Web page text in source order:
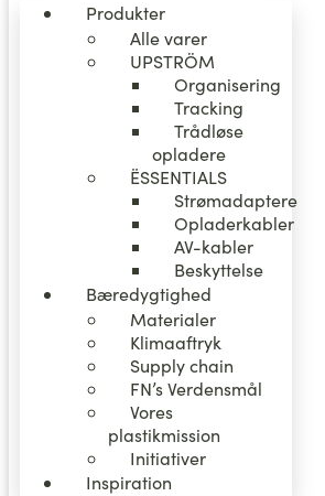
Produkter
Alle varer
UPSTRÖM
Organisering
Tracking
Trådløse
opladere
ËSSENTIALS
Strømadaptere
Opladerkabler
AV-kabler
Beskyttelse
Bæredygtighed
Materialer
Klimaaftryk
Supply chain
FN’s Verdensmål
Vores
plastikmission
Initiativer
Inspiration